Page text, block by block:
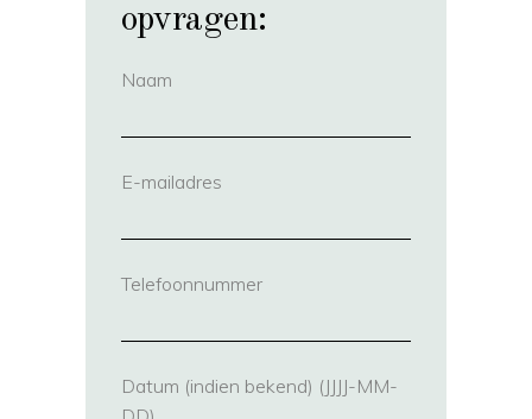
opvragen:
Naam
E-mailadres
Telefoonnummer(vereist)
Datum (indien bekend) (JJJJ-MM-